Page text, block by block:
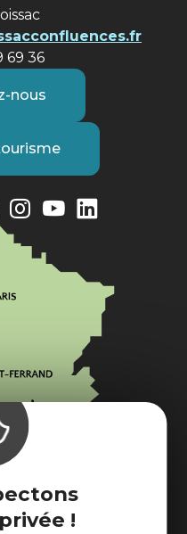
!
69 36
nous